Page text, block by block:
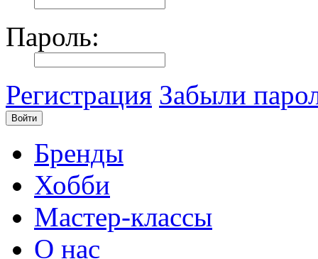
Пароль:
Регистрация Забыли
Бренды
Хобби
Мастер-классы
О нас